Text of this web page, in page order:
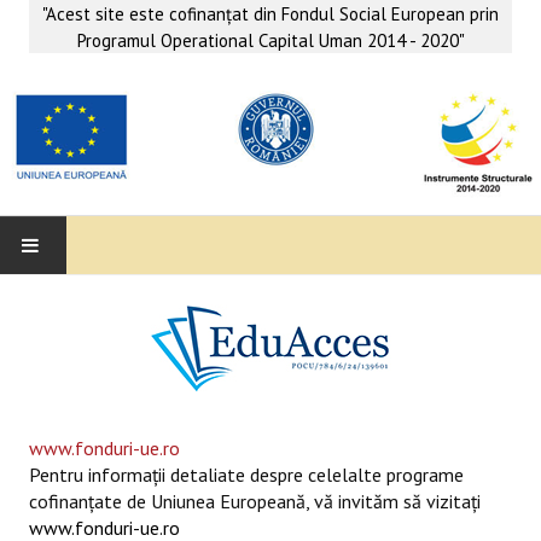
"Acest site este cofinanţat din Fondul Social European prin
Programul Operational Capital Uman 2014 - 2020"
SUPORT EDUCAȚIONAL MATEMATICĂ- INFORMATICĂ
SERVICII PSIHO-SOCIALE
www.fonduri-ue.ro
Pentru informaţii detaliate despre celelalte programe
cofinanţate de Uniunea Europeană, vă invităm să vizitaţi
www.fonduri-ue.ro